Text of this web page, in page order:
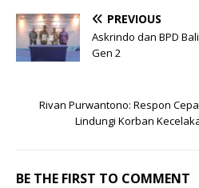
PREVIOUS
Askrindo dan BPD
Gen 2
Rivan Purwantono: Respon
Lindungi Korban
BE THE FIRST TO COMMENT